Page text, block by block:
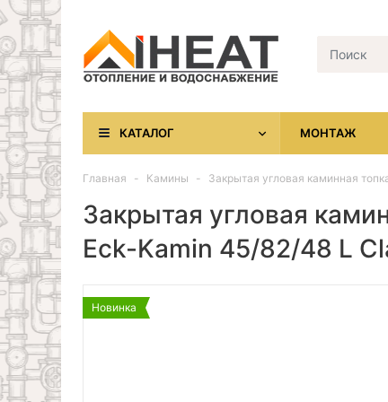
КАТАЛОГ МОНТАЖ
Главная Камины Закрытая угловая каминная
Закрытая угловая
Eck-Kamin 45/82/48 L
Новинка